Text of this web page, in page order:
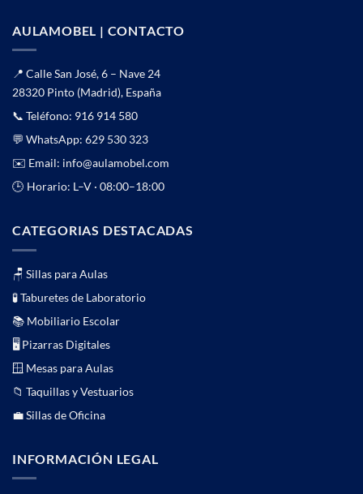
AULAMOBEL | CONTACTO
📍 Calle San José, 6 – Nave 24
28320 Pinto (Madrid), España
📞 Teléfono: 916 914 580
💬 WhatsApp: 629 530 323
✉️ Email: info@aulamobel.com
🕒 Horario: L–V · 08:00–18:00
CATEGORIAS DESTACADAS
🪑 Sillas para Aulas
🧪 Taburetes de Laboratorio
📚 Mobiliario Escolar
🖥️ Pizarras Digitales
🪟 Mesas para Aulas
📁 Taquillas y Vestuarios
💼 Sillas de Oficina
INFORMACIÓN LEGAL